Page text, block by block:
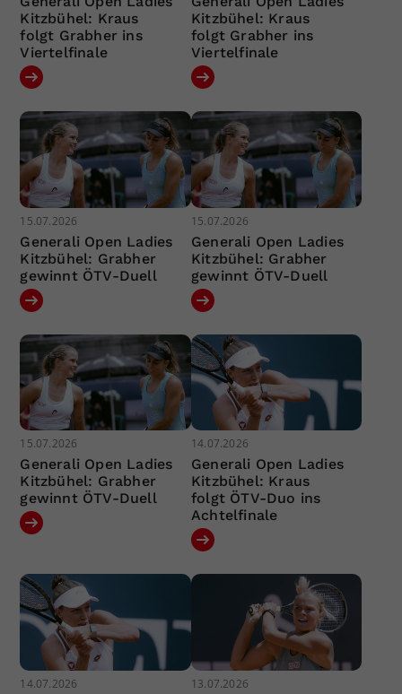
Kitzbühel: Kraus
folgt Grabher ins
Viertelfinale
Kitzbühel: Kraus
folgt Grabher ins
Viertelfinale
15.07.2026
Generali Open Ladies
Kitzbühel: Grabher
gewinnt ÖTV-Duell
15.07.2026
Generali Open Ladies
Kitzbühel: Grabher
gewinnt ÖTV-Duell
15.07.2026
Generali Open Ladies
Kitzbühel: Grabher
gewinnt ÖTV-Duell
14.07.2026
Generali Open Ladies
Kitzbühel: Kraus
folgt ÖTV-Duo ins
Achtelfinale
14.07.2026 13.07.2026